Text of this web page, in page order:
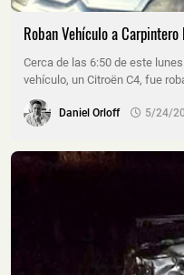
Roban Vehículo a Carpintero
Cerca de las 6:50 de este
vehículo, un Citroën C4, fue
Daniel Orloff 5/24/